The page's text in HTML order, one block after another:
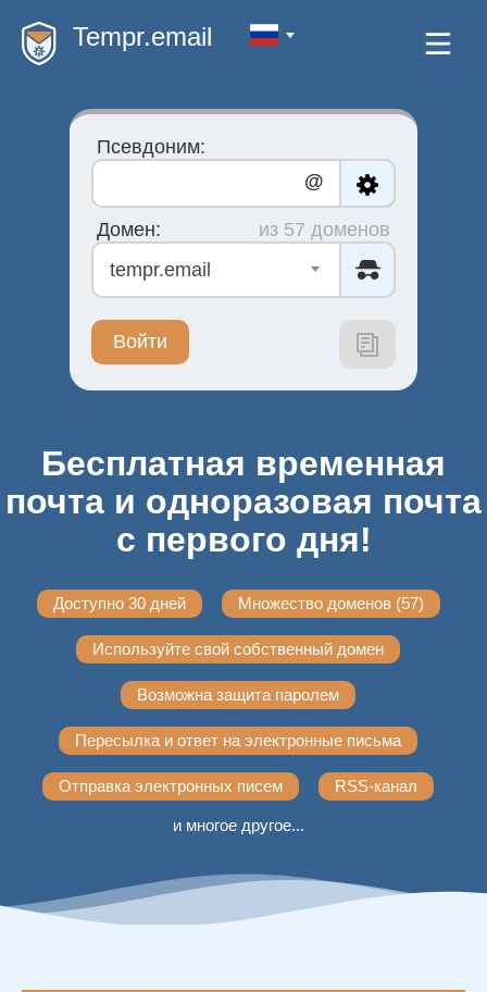
Tempr.email
Бесплатная временная
почта и одноразовая почта
с первого дня!
Доступно 30 дней Множество доменов (57)
Используйте свой собственный домен
Возможна защита паролем
Пересылка и ответ на электронные письма
Отправка электронных писем RSS-канал
и многое другое...
Псевдоним:
@
Домен:
из 57 доменов
tempr.email
Войти